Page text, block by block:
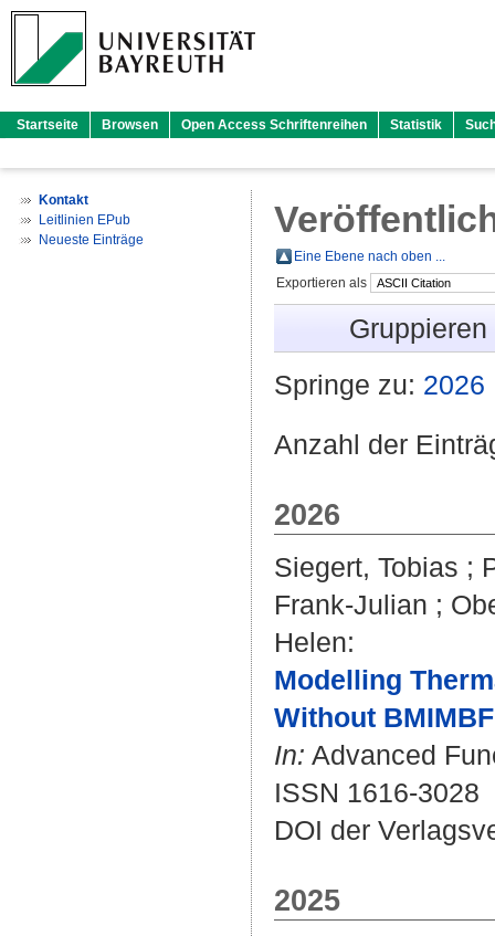
Startseite Browsen Open Access Schriftenreihen Statistik
Kontakt
Leitlinien EPub
Neueste Einträge
Eine Ebene nach oben ...
Exportieren als
Springe zu: 2026
Anzahl der
2026
Siegert, Tobias ;
Frank-Julian ;
Helen:
Modelling
Without
In: Advanced
ISSN 1616-3028
DOI der
2025